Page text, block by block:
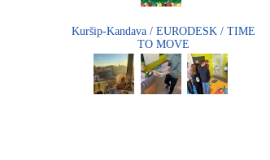
Kuršip-Kandava / EURODESK / TIME
TO MOVE